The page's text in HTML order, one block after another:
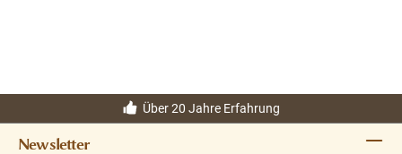
Über 20 Jahre Erfahrung
Newsletter